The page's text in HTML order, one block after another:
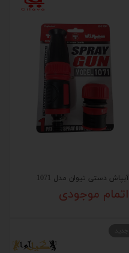
آبپاش دستی تیوان مدل 1071
اتمام موجودی